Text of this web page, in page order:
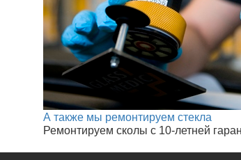
А также мы ремонтируем стекла
Ремонтируем сколы с 10-летней